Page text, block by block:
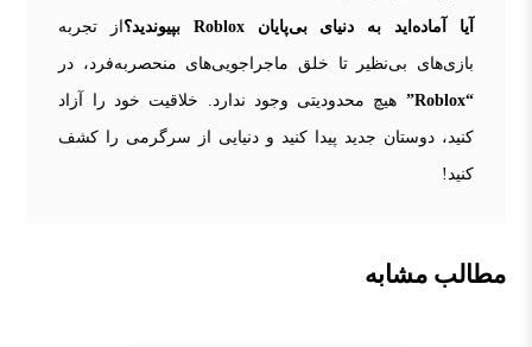
آیا آماده‌اید به دنیای بی‌پایان Roblox بپیوندید؟ از تجربه
بازی‌های بی‌نظیر تا خلق ماجراجویی‌های منحصربه‌فرد، در
“Roblox” هیچ محدودیتی وجود ندارد. خلاقیت خود را آزاد
کنید، دوستان جدید پیدا کنید و دنیایی از سرگرمی را کشف
کنید!
مطالب مشابه